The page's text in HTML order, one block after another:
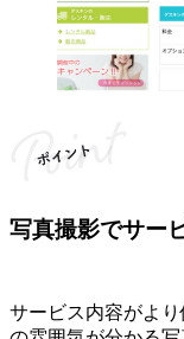
写真撮影でサー
サービス内容がよ